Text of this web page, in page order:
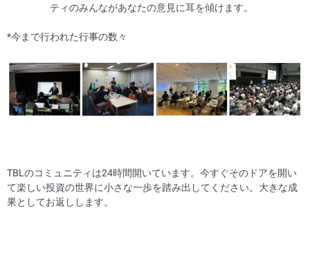
ティのみんながあなたの意見に耳を傾けます。
*今まで行われた行事の数々
TBLのコミュニティは24時間開いています。今すぐそのドアを開い
て楽しい投資の世界に小さな一歩を踏み出してください。大きな成
果としてお返しします。